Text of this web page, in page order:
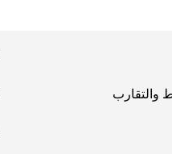
والتقارب